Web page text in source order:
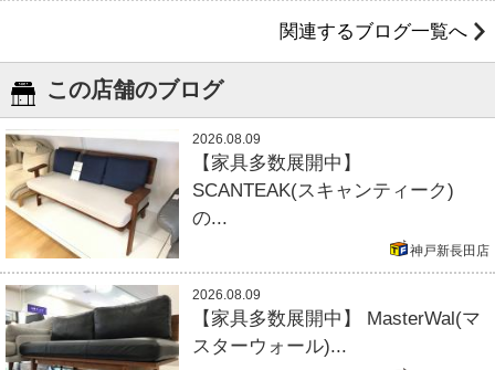
関連するブログ一覧へ
この店舗のブログ
2026.08.09
【家具多数展開中】
SCANTEAK(スキャンティーク)
の...
神戸新長田店
2026.08.09
【家具多数展開中】 MasterWal(マ
スターウォール)...